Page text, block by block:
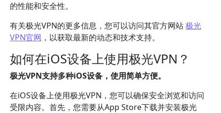
的性能和安全性。
有关极光VPN的更多信息，您可以访问其官方网站极光
VPN官网 ，以获取最新的动态和技术支持。
如何在iOS设备上使用极光VPN？
极光VPN支持多种iOS设备，使用简单方便。
在iOS设备上使用极光VPN，您可以确保安全浏览和访问
受限内容。首先，您需要从App Store下载并安装极光